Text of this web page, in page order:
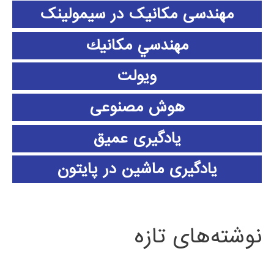
مهندسی مکانیک در سیمولینک
مهندسي مكانيك
ویولت
هوش مصنوعی
یادگیری عمیق
یادگیری ماشین در پایتون
نوشته‌های تازه